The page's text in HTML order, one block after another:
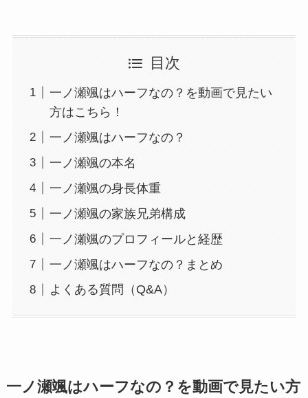
目次
一ノ瀬颯はハーフなの？を動画で見たい
方はこちら！
一ノ瀬颯はハーフなの？
一ノ瀬颯の本名
一ノ瀬颯の身長体重
一ノ瀬颯の家族兄弟構成
一ノ瀬颯のプロフィールと経歴
一ノ瀬颯はハーフなの？まとめ
よくある質問（Q&A）
一ノ瀬颯はハーフなの？を動画で見たい方